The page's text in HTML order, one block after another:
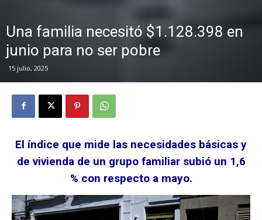
Una familia necesitó $1.128.398 en
junio para no ser pobre
15 julio, 2025
El índice que mide las necesidades básicas y
de vivienda de un grupo familiar subió un 1,6
% con respecto a mayo.